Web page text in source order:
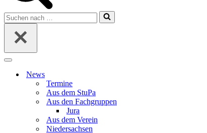
Suchen
nach …
Navigations-
News
Termine
Aus dem StuPa
Aus den Fachgruppen
Jura
Aus dem Verein
Niedersachsen